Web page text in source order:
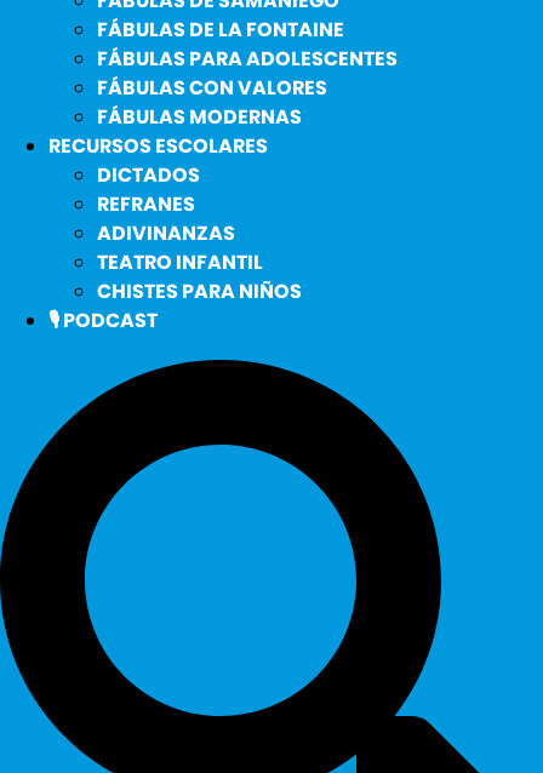
FÁBULAS DE LA FONTAINE
FÁBULAS PARA ADOLESCENTES
FÁBULAS CON VALORES
FÁBULAS MODERNAS
RECURSOS ESCOLARES
DICTADOS
REFRANES
ADIVINANZAS
TEATRO INFANTIL
CHISTES PARA NIÑOS
🎙️ PODCAST